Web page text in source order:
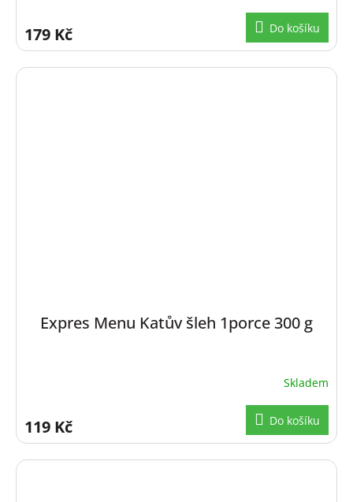
179 Kč Do košíku
Expres Menu Katův šleh 1porce 300 g
Skladem
119 Kč Do košíku